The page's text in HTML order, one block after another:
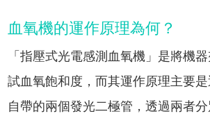
血氧機的運作原理為何？
「指壓式光電感測血氧機」是將機
試血氧飽和度，而其運作原理主要
自帶的兩個發光二極管，透過兩者